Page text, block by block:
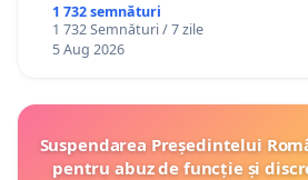
1 732 semnături
1 732 Semnături / 7 zile
5 Aug 2026
Suspendarea Președintelui
pentru abuz de funcție și